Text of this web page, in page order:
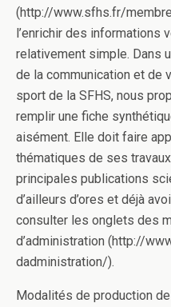
(http://www.sfhs.fr/
l’enrichir des informations
relativement simple. Dans
de la communication et
sport de la SFHS, nous
remplir une fiche
aisément. Elle doit faire
thématiques de ses
principales publications
d’ailleurs d’ores et déjà
consulter les onglets des
d’administration (http://
dadministration/).
Modalités de production